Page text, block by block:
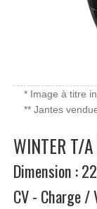
* Image à titre
** Jantes
WINTER T/
Dimension :
CV - Charge /